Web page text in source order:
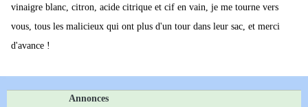
vinaigre blanc, citron, acide citrique et cif en vain, je me tourne vers
vous, tous les malicieux qui ont plus d'un tour dans leur sac, et merci
d'avance !
Annonces